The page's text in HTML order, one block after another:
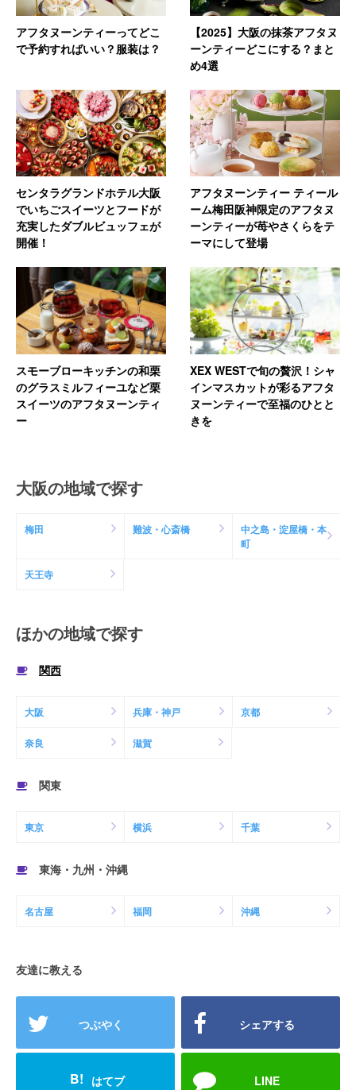
アフタヌーンティーってどこ
で予約すればいい？服装は？
【2025】大阪の抹茶アフタヌ
ーンティーどこにする？まと
め4選
センタラグランドホテル大阪
でいちごスイーツとフードが
充実したダブルビュッフェが
開催！
アフタヌーンティー ティール
ーム梅田阪神限定のアフタヌ
ーンティーが苺やさくらをテ
ーマにして登場
スモーブローキッチンの和栗
のグラスミルフィーユなど栗
スイーツのアフタヌーンティ
ー
XEX WESTで旬の贅沢！シャ
インマスカットが彩るアフタ
ヌーンティーで至福のひとと
きを
大阪の地域で探す
梅田 難波・心斎橋
中之島・淀屋橋・本
町
天王寺
ほかの地域で探す
関西
大阪 兵庫・神戸 京都
奈良 滋賀
関東
東京 横浜 千葉
東海・九州・沖縄
名古屋 福岡 沖縄
友達に教える
つぶやく シェアする
B! はてブ LINE